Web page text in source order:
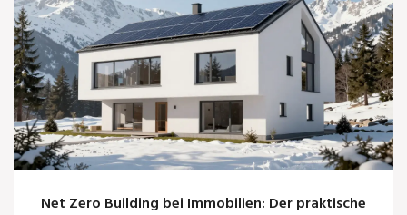
Net Zero Building bei Immobilien: Der praktische